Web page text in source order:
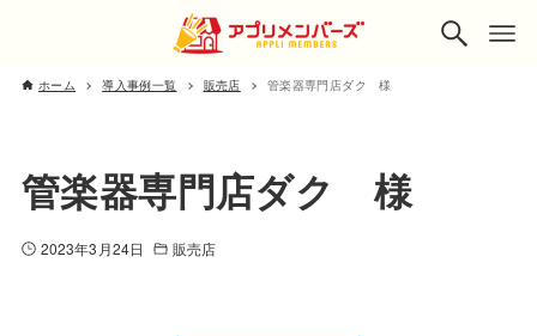
ホーム 導入事例一覧 販売店 管楽器専門店ダク 様
管楽器専門店ダク 様
2023年3月24日 販売店